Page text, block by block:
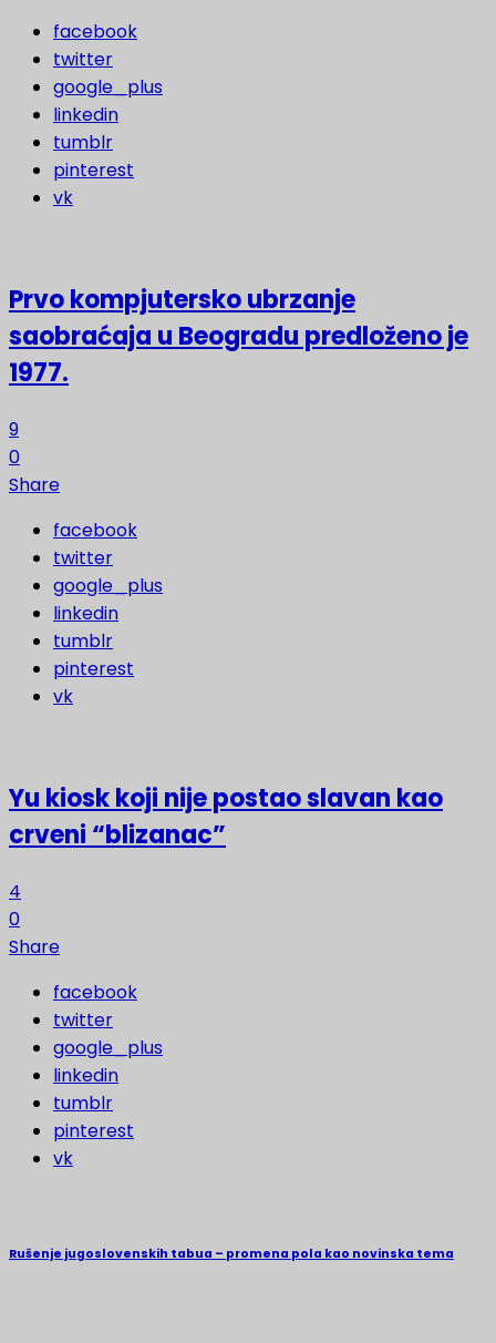
facebook
twitter
google_plus
linkedin
tumblr
pinterest
vk
Prvo kompjutersko ubrzanje
saobraćaja u Beogradu predloženo je
1977.
9
0
Share
facebook
twitter
google_plus
linkedin
tumblr
pinterest
vk
Yu kiosk koji nije postao slavan kao
crveni “blizanac”
4
0
Share
facebook
twitter
google_plus
linkedin
tumblr
pinterest
vk
Rušenje jugoslovenskih tabua – promena pola kao novinska tema